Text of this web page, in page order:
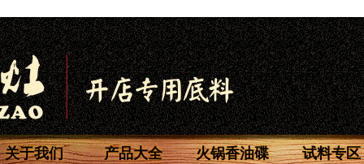
关于我们 产品大全 火锅香油碟 试料专区